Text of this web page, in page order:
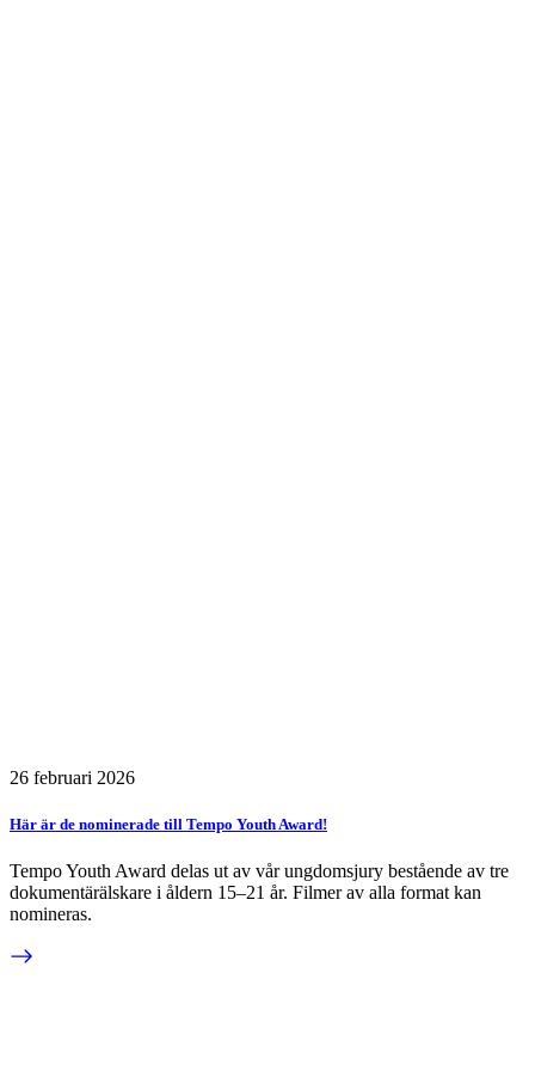
26 februari 2026
Här är de nominerade till Tempo Youth Award!
Tempo Youth Award delas ut av vår ungdomsjury bestående av tre
dokumentärälskare i åldern 15–21 år. Filmer av alla format kan
nomineras.